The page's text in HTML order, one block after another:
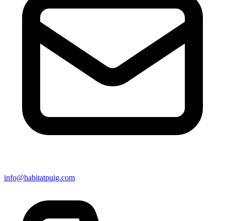
info@habitatpuig.com